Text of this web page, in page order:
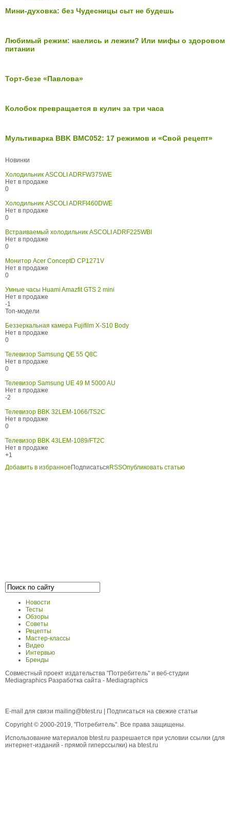
Мини-духовка: без Чудесницы сыт не будешь
Любимый режим: наелись и лежим? Или мифы о здоровом
питании
Торт-безе «Павлова»
Колобок превращается в кулич за три часа
Мультиварка BBK BMC052: 17 режимов и «Свой рецепт»
Новинки
Холодильник ASCOLI ADRFW375WE
Нет в продаже
0
Холодильник ASCOLI ADRFI460DWE
Нет в продаже
0
Встраиваемый холодильник ASCOLI ADRF225WBI
Нет в продаже
0
Монитор Acer ConceptD CP1271V
Нет в продаже
0
Умные часы Huami Amazfit GTS 2 mini
Нет в продаже
-1
Топ-модели
Беззеркальная камера Fujifilm X-S10 Body
Нет в продаже
0
Телевизор Samsung QE 55 Q8C
Нет в продаже
0
Телевизор Samsung UE 49 M 5000 AU
Нет в продаже
-2
Телевизор BBK 32LEM-1066/TS2C
Нет в продаже
0
Телевизор BBK 43LEM-1089/FT2C
Нет в продаже
+1
Добавить в избранное Подписаться RSSОпубликовать статью
Новости
Тесты
Обзоры
Советы
Рецепты
Мастер-классы
Видео
Интервью
Бренды
Совместный проект издательства "Потребитель" и веб-студии
Mediagraphics Разработка сайта - Mediagraphics
E-mail для связи mailing@btest.ru
Подписаться на свежие статьи
Copyright © 2000-2019, "Потребитель". Все права защищены.
Использование материалов btest.ru разрешается при условии ссылки (для
интернет-изданий - прямой гиперссылки) на btest.ru